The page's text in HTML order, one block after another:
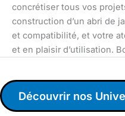
concrétiser tous vos
construction d’un abri de
et compatibilité, et votre
et en plaisir d’utilisation.
Découvrir nos